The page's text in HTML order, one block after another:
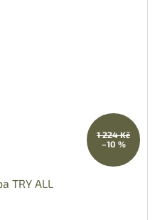
1 224 Kč
–10 %
TRY ALL